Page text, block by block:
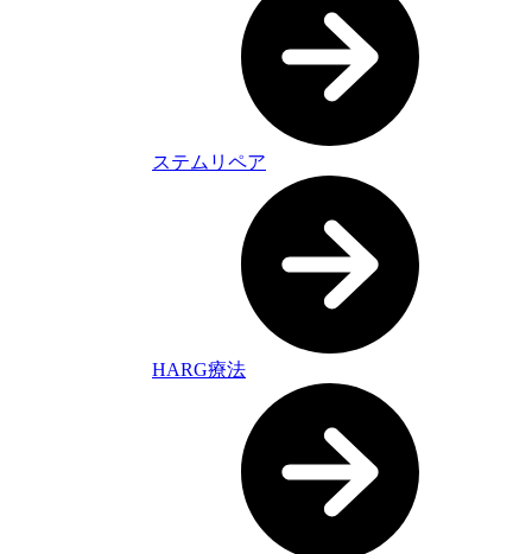
ステムリペア
HARG療法